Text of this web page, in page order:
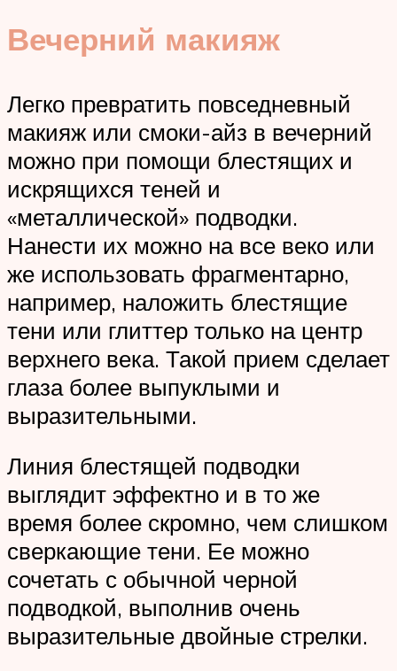
Вечерний макияж
Легко превратить повседневный
макияж или смоки-айз в вечерний
можно при помощи блестящих и
искрящихся теней и
«металлической» подводки.
Нанести их можно на все веко или
же использовать фрагментарно,
например, наложить блестящие
тени или глиттер только на центр
верхнего века. Такой прием сделает
глаза более выпуклыми и
выразительными.
Линия блестящей подводки
выглядит эффектно и в то же
время более скромно, чем слишком
сверкающие тени. Ее можно
сочетать с обычной черной
подводкой, выполнив очень
выразительные двойные стрелки.